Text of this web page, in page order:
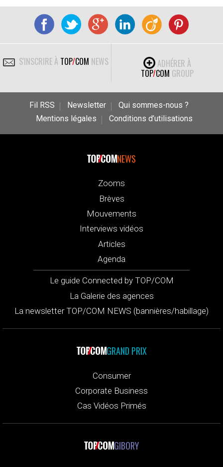
S'INSCRIRE À TOP/COM NEWS
ADHÉRER À
TOP/COM GROUP
Fil RSS Newsletter
Qui sommes-nous ?
Mentions légales
Conditions d’utilisations
NEWS
Zooms
Brèves
Mouvements
Interviews vidéos
Articles
Agenda
Le guide Connected by TOP/COM
La Galerie des agences
La newsletter TOP/COM NEWS (bannières/habillage)
GRAND PRIX
Consumer
Corporate Business
Cas Vidéos Primés
GIBORY